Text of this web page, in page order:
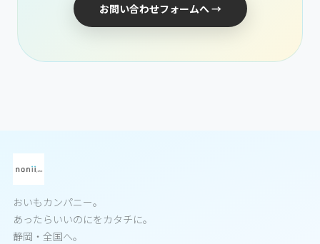
お問い合わせフォームへ →
おいもカンパニー。
あったらいいのにをカタチに。
静岡・全国へ。